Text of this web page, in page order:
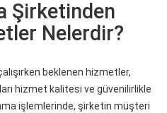
Şirketinden
Nelerdir?
beklenen hizmetler,
hizmet kalitesi ve güvenilirlikle
işlemlerinde, şirketin müşteri